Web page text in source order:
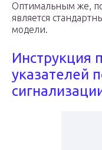
Оптимальным же,
является
модели.
Инструкция
указателей